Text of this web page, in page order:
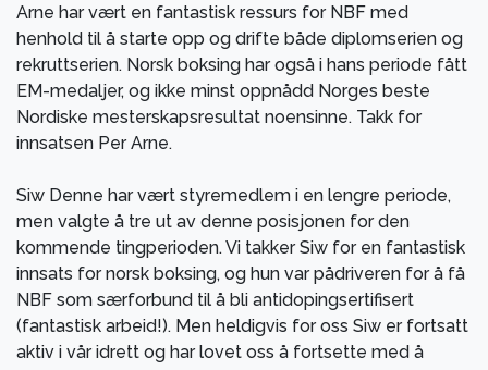
Arne har vært en fantastisk ressurs for NBF med
henhold til å starte opp og drifte både diplomserien og
rekruttserien. Norsk boksing har også i hans periode fått
EM-medaljer, og ikke minst oppnådd Norges beste
Nordiske mesterskapsresultat noensinne. Takk for
innsatsen Per Arne.
Siw Denne har vært styremedlem i en lengre periode,
men valgte å tre ut av denne posisjonen for den
kommende tingperioden. Vi takker Siw for en fantastisk
innsats for norsk boksing, og hun var pådriveren for å få
NBF som særforbund til å bli antidopingsertifisert
(fantastisk arbeid!). Men heldigvis for oss Siw er fortsatt
aktiv i vår idrett og har lovet oss å fortsette med å